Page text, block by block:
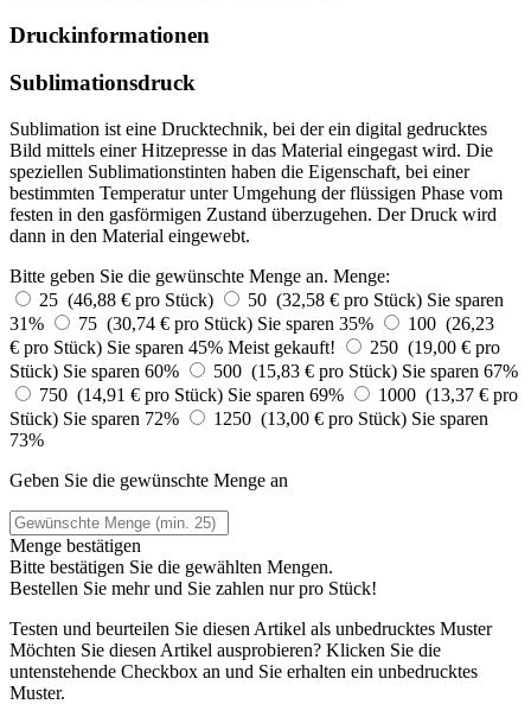
Druckinformationen
Sublimationsdruck
Sublimation ist eine Drucktechnik, bei der ein digital gedrucktes
Bild mittels einer Hitzepresse in das Material eingegast wird. Die
speziellen Sublimationstinten haben die Eigenschaft, bei einer
bestimmten Temperatur unter Umgehung der flüssigen Phase vom
festen in den gasförmigen Zustand überzugehen. Der Druck wird
dann in den Material eingewebt.
Bitte geben Sie die gewünschte Menge an. Menge:
25 (46,88 € pro Stück)
50 (32,58 € pro Stück) Sie sparen
31%
75 (30,74 € pro Stück) Sie sparen 35%
100 (26,23
€ pro Stück) Sie sparen 45% Meist gekauft!
250 (19,00 € pro
Stück) Sie sparen 60% 500 (15,83 € pro Stück) Sie sparen 67%
750 (14,91 € pro Stück) Sie sparen 69%
1000 (13,37 € pro
Stück) Sie sparen 72% 1250 (13,00 € pro Stück) Sie sparen
73%
Geben Sie die gewünschte Menge an
Menge bestätigen
Bitte bestätigen Sie die gewählten Mengen.
Bestellen Sie mehr und Sie zahlen nurpro Stück!
Testen und beurteilen Sie diesen Artikel als unbedrucktes Muster
Möchten Sie diesen Artikel ausprobieren? Klicken Sie die
untenstehende Checkbox an und Sie erhalten ein unbedrucktes
Muster.